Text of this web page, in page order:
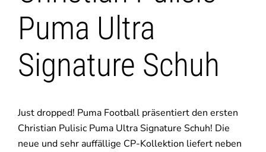
Puma Ultra
Signature Schuh
Just dropped! Puma Football präsentiert den ersten
Christian Pulisic Puma Ultra Signature Schuh! Die
neue und sehr auffällige CP-Kollektion liefert neben